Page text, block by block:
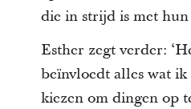
die in strijd is met
Esther zegt verder:
beïnvloedt alles wat
kiezen om dingen op